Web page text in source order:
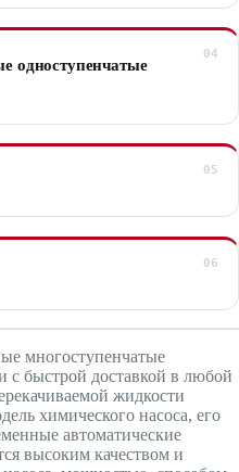
одноступенчатые
многоступенчатые
с быстрой доставкой в любой
жидкости
химического насоса, его
автоматические
высоким качеством и